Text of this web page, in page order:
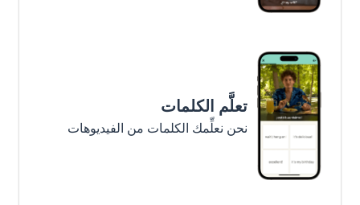
تعلَّم الكلمات
نحن نعلِّمك الكلمات من الفيديوهات